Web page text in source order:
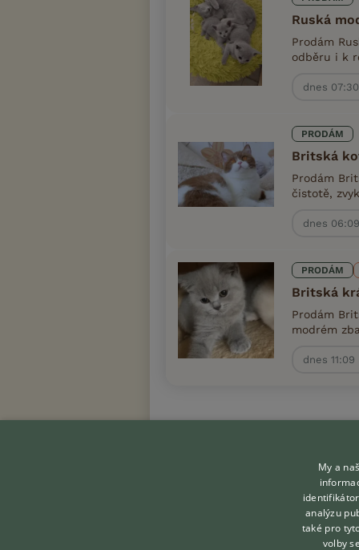
Ruská
Prodám
odběru i k
dnes 07:30
PRODÁM
Britská
Prodám
čistotě,
dnes 06:09
PRODÁM
Britská
Prodám
modrém
dnes 11:09
KONTAKT DO REDAKCE
My a
analýzu
také pro
volby